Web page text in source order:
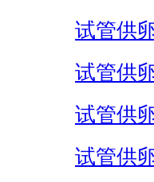
试管供
试管供
试管供
试管供